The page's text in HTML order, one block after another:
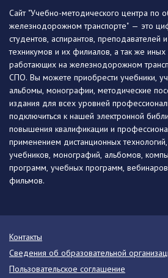
Сайт "Учебно-методического центра по
железнодорожном транспорте" — это
студентов, аспирантов, преподавателей
техникумов и их филиалов, а так же иных
работающих на железнодорожном
СПО. Вы можете приобрести учебники,
альбомы, монографии, методические
издания для всех уровней
подключиться к нашей электронной
повышения квалификации и
применением дистанционных технологий,
учебников, монографий, альбомов,
программ, учебных программ,
фильмов.
Контакты
Сведения об образовательной
Пользовательское соглашение